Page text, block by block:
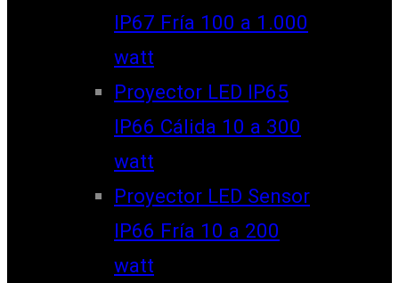
IP67 Fría 100 a 1.000
watt
Proyector LED IP65
IP66 Cálida 10 a 300
watt
Proyector LED Sensor
IP66 Fría 10 a 200
watt